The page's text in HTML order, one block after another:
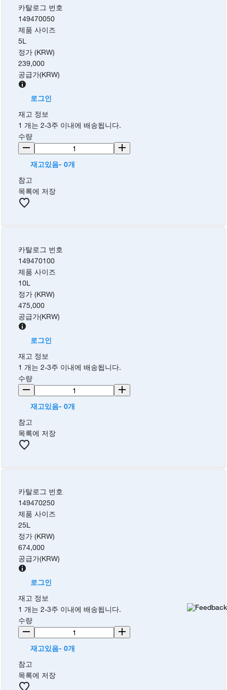
카탈로그 번호
149470050
제품 사이즈
5L
정가 (KRW)
239,000
공급가(KRW)
로그인
재고 정보
1 개는 2-3주 이내에 배송됩니다.
수량
재고있음- 0개
참고
목록에 저장
카탈로그 번호
149470100
제품 사이즈
10L
정가 (KRW)
475,000
공급가(KRW)
로그인
재고 정보
1 개는 2-3주 이내에 배송됩니다.
수량
재고있음- 0개
참고
목록에 저장
카탈로그 번호
149470250
제품 사이즈
25L
정가 (KRW)
674,000
공급가(KRW)
로그인
재고 정보
1 개는 2-3주 이내에 배송됩니다.
수량
재고있음- 0개
참고
목록에 저장